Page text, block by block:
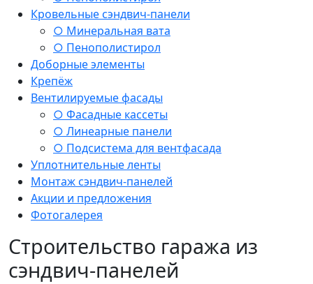
Кровельные сэндвич-панели
○ Минеральная вата
○ Пенополистирол
Доборные элементы
Крепёж
Вентилируемые фасады
○ Фасадные кассеты
○ Линеарные панели
○ Подсистема для вентфасада
Уплотнительные ленты
Монтаж сэндвич-панелей
Акции и предложения
Фотогалерея
Строительство гаража из
сэндвич-панелей